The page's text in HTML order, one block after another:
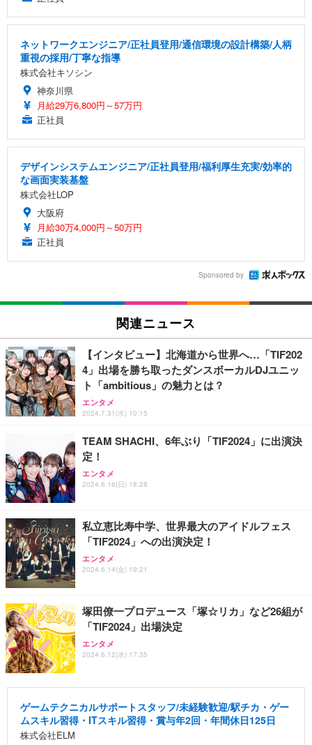
ネットワークエンジニア/正社員登用/通信環境の設計構築/人柄
重視の採用/丁寧な指導
株式会社キソシン
神奈川県
月給29万6,800円～57万円
正社員
デザインシステムエンジニア/正社員登用/福利厚生充実/効率的
な画面実装基盤
株式会社LOP
大阪府
月給30万4,000円～50万円
正社員
Sponsored by
関連ニュース
【インタビュー】北海道から世界へ…「TIF202
4」出場を勝ち取ったダンスボーカルDJユニッ
ト「ambitious」の魅力とは？
エンタメ
2024.7.31(水) 10:15
TEAM SHACHI、6年ぶり「TIF2024」に出演決
定！
エンタメ
2024.6.16(日) 18:28
私立恵比寿中学、世界最大のアイドルフェス
「TIF2024」への出演決定！
エンタメ
2024.6.14(金) 19:21
塚田僚一プロデュース「塚☆リカ」など26組が
「TIF2024」出場決定
エンタメ
2024.6.12(水) 17:35
ゲームテクニカルサポートスタッフ/未経験歓迎/駅チカ・ゲー
ムスキル習得・ITスキル習得・賞与年2回・年間休日125日
株式会社ELM